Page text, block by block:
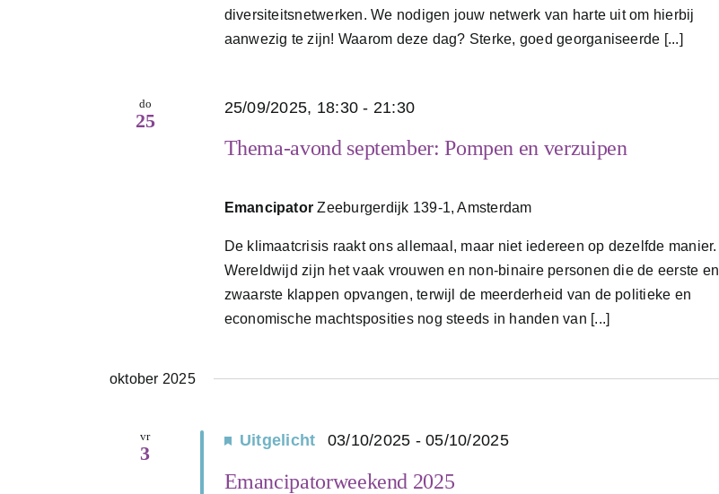
diversiteitsnetwerken. We nodigen jouw netwerk van harte uit om hierbij
aanwezig te zijn! Waarom deze dag? Sterke, goed georganiseerde [...]
do
25
Thema-avond september: Pompen en verzuipen
25/09/2025, 18:30 - 21:30
EmancipatorZeeburgerdijk 139-1, Amsterdam
De klimaatcrisis raakt ons allemaal, maar niet iedereen op dezelfde manier.
Wereldwijd zijn het vaak vrouwen en non-binaire personen die de eerste en
zwaarste klappen opvangen, terwijl de meerderheid van de politieke en
economische machtsposities nog steeds in handen van [...]
oktober 2025
vr
3
Emancipatorweekend 2025
Uitgelicht 03/10/2025 -05/10/2025